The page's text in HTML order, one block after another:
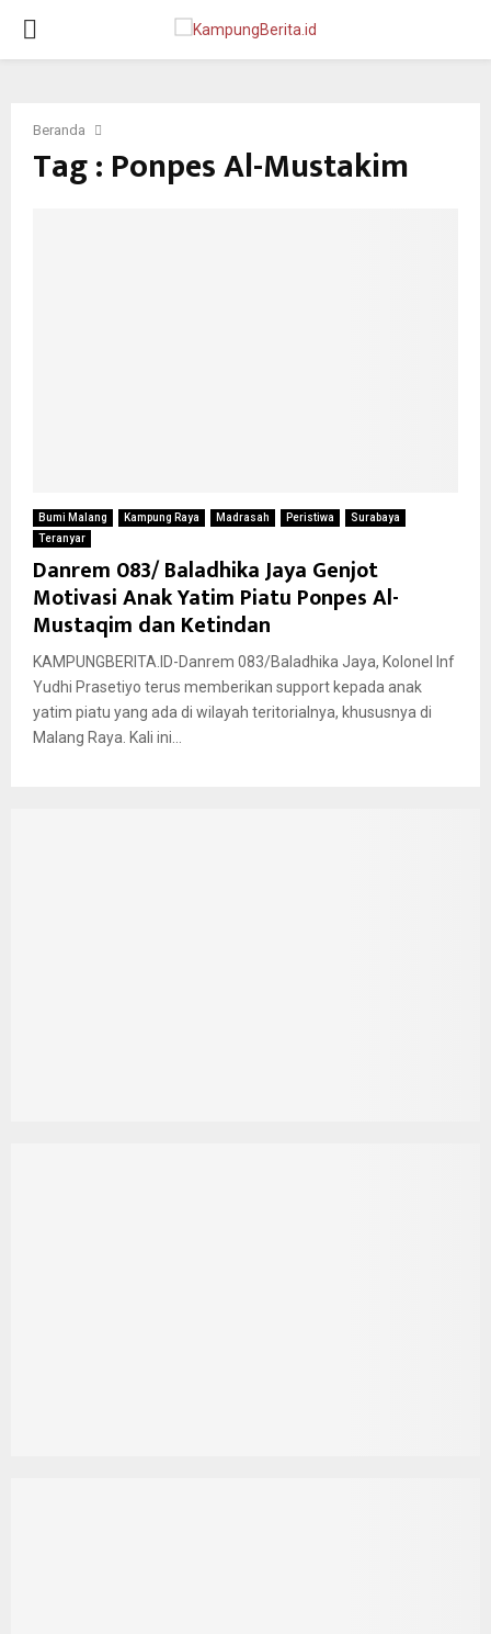
PRIMARY
Beranda
Tag : Ponpes Al-Mustakim
Bumi Malang Kampung Raya Madrasah Peristiwa
Surabaya
Teranyar
Danrem 083/ Baladhika Jaya Genjot
Motivasi Anak Yatim Piatu Ponpes Al-
Mustaqim dan Ketindan
KAMPUNGBERITA.ID-Danrem 083/Baladhika Jaya, Kolonel Inf
Yudhi Prasetiyo terus memberikan support kepada anak
yatim piatu yang ada di wilayah teritorialnya, khususnya di
Malang Raya. Kali ini...